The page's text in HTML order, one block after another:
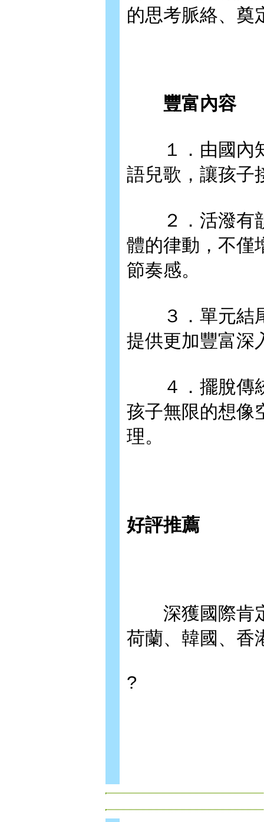
的思考脈絡、奠
豐富內容
１．由國內知
語兒歌，讓孩子
２．活潑有韻
體的律動，不僅
節奏感。
３．單元結尾
提供更加豐富深
４．擺脫傳統
孩子無限的想像
理。
好評推薦
深獲國際肯定
荷蘭、韓國、香
?